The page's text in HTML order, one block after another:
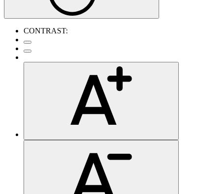
CONTRAST: